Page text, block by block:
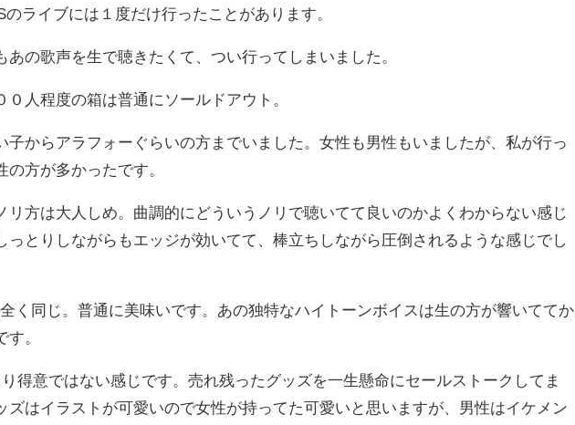
のライブには１度だけ行ったことがあります。
あの歌声を生で聴きたくて、つい行ってしまいました。
０人程度の箱は普通にソールドアウト。
子からアラフォーぐらいの方までいました。女性も男性もいましたが、私が行っ
の方が多かったです。
リ方は大人しめ。曲調的にどういうノリで聴いてて良いのかよくわからない感じ
っとりしながらもエッジが効いてて、棒立ちしながら圧倒されるような感じでし
く同じ。普通に美味いです。あの独特なハイトーンボイスは生の方が響いててか
す。
得意ではない感じです。売れ残ったグッズを一生懸命にセールストークしてま
ズはイラストが可愛いので女性が持ってた可愛いと思いますが、男性はイケメン